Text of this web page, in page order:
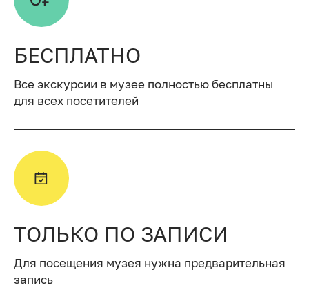
БЕСПЛАТНО
Все экскурсии в музее полностью бесплатны
для всех посетителей
ТОЛЬКО ПО ЗАПИСИ
Для посещения музея нужна предварительная
запись